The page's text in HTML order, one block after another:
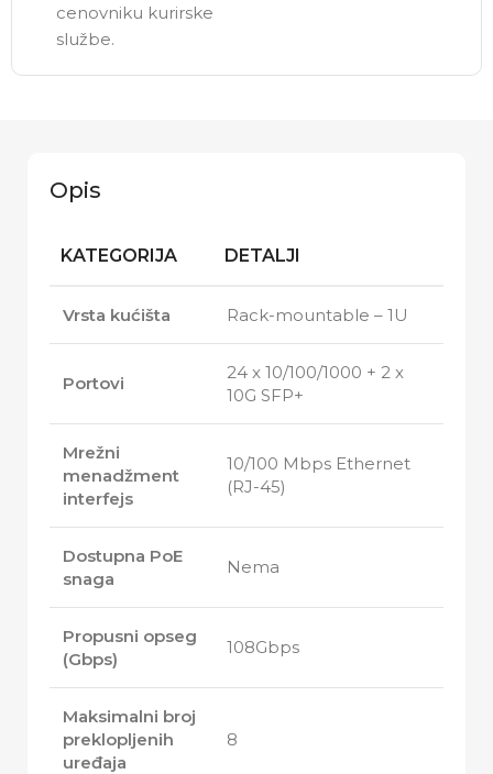
cenovniku kurirske
službe.
Opis
KATEGORIJA DETALJI
Vrsta kućišta Rack-mountable – 1U
Portovi
24 x 10/100/1000 + 2 x
10G SFP+
Mrežni
menadžment
interfejs
10/100 Mbps Ethernet
(RJ-45)
Dostupna PoE
snaga
Nema
Propusni opseg
(Gbps)
108Gbps
Maksimalni broj
preklopljenih
uređaja
8